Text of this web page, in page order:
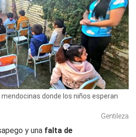
donde los niños esperan
Gentileza
y una falta de